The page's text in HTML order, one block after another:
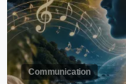
Communication